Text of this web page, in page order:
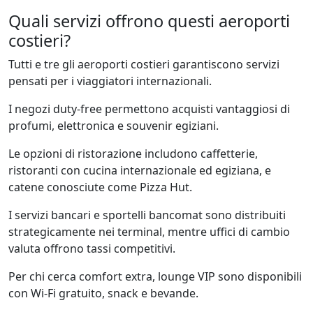
Quali servizi offrono questi aeroporti
costieri?
Tutti e tre gli aeroporti costieri garantiscono servizi
pensati per i viaggiatori internazionali.
I negozi duty-free permettono acquisti vantaggiosi di
profumi, elettronica e souvenir egiziani.
Le opzioni di ristorazione includono caffetterie,
ristoranti con cucina internazionale ed egiziana, e
catene conosciute come Pizza Hut.
I servizi bancari e sportelli bancomat sono distribuiti
strategicamente nei terminal, mentre uffici di cambio
valuta offrono tassi competitivi.
Per chi cerca comfort extra, lounge VIP sono disponibili
con Wi-Fi gratuito, snack e bevande.